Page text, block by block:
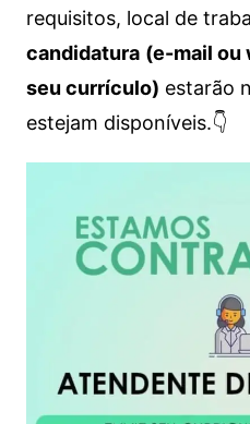
requisitos, local de
candidatura (e-mail ou
seu currículo) estarão
estejam disponíveis.👇